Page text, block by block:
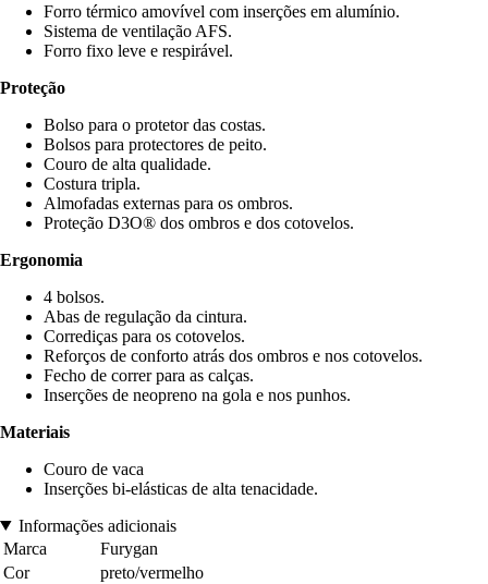
Forro térmico amovível com inserções em alumínio.
Sistema de ventilação AFS.
Forro fixo leve e respirável.
Proteção
Bolso para o protetor das costas.
Bolsos para protectores de peito.
Couro de alta qualidade.
Costura tripla.
Almofadas externas para os ombros.
Proteção D3O® dos ombros e dos cotovelos.
Ergonomia
4 bolsos.
Abas de regulação da cintura.
Corrediças para os cotovelos.
Reforços de conforto atrás dos ombros e nos cotovelos.
Fecho de correr para as calças.
Inserções de neopreno na gola e nos punhos.
Materiais
Couro de vaca
Inserções bi-elásticas de alta tenacidade.
Informações adicionais
Marca
Furygan
Cor
preto/vermelho